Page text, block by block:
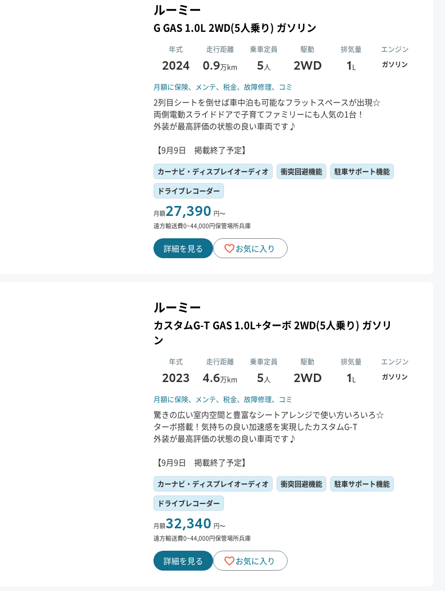
ルーミー
G GAS 1.0L 2WD(5人乗り) ガソリン
年式 走行距離 乗車定員 駆動 排気量 エンジン
2024 0.9万km 5人 2WD 1 L ガソリン
月額に保険、 メンテ、税金、故障修理、 コミ
2列目シートを倒せば車中泊も可能なフラットスペースが出現☆
両側電動スライドドアで子育てファミリーにも人気の1台！
外装が最高評価の状態の良い車両です♪
【9月9日 掲載終了予定】
カーナビ・ディスプレイオーディオ 衝突回避機能
駐車サポート機能
ドライブレコーダー
月額27,390 円〜
遠方輸送費0~44,000円保管場所兵庫
詳細を見る お気に入り
ルーミー
カスタムG-T GAS 1.0L+ターボ 2WD(5人乗り) ガソリ
ン
年式 走行距離 乗車定員 駆動 排気量 エンジン
2023 4.6万km 5人 2WD 1 L ガソリン
月額に保険、 メンテ、税金、故障修理、 コミ
驚きの広い室内空間と豊富なシートアレンジで使い方いろいろ☆
ターボ搭載！気持ちの良い加速感を実現したカスタムG-T
外装が最高評価の状態の良い車両です♪
【9月9日 掲載終了予定】
カーナビ・ディスプレイオーディオ 衝突回避機能
駐車サポート機能
ドライブレコーダー
月額32,340 円〜
遠方輸送費0~44,000円保管場所兵庫
詳細を見る お気に入り